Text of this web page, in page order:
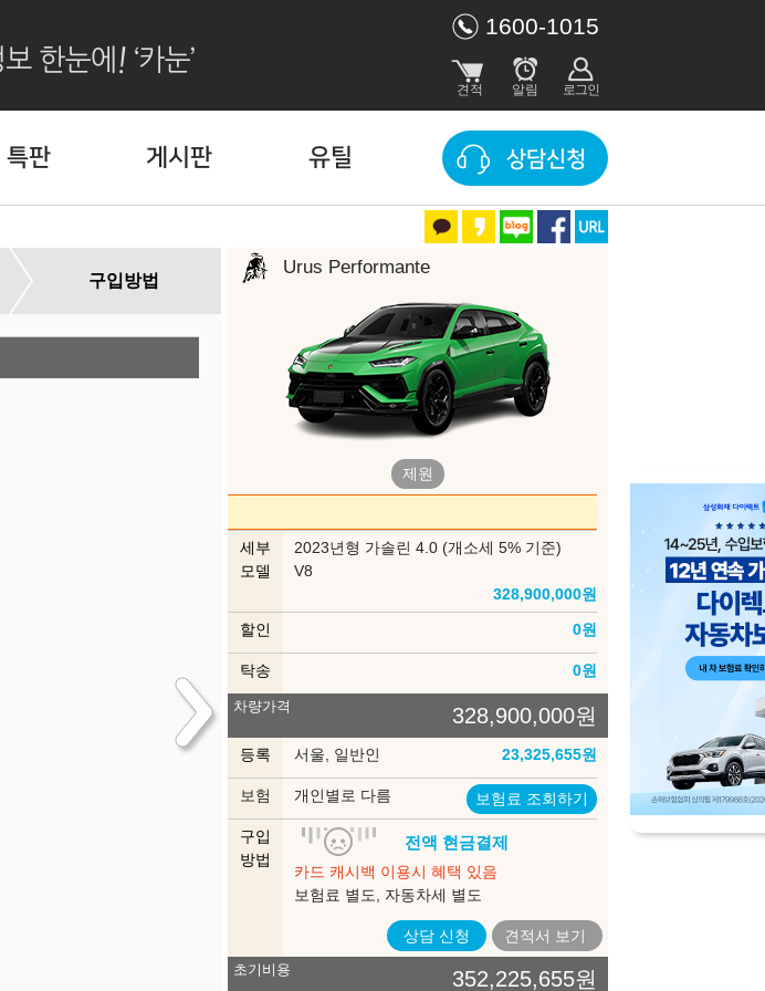
1600-1015
특판 게시판 유틸 상담신청
구입방법
할인 조건 (2026년 8월)
수입차 할인조건은 딜러사에 따라, 재고 상태에 따라 다를 수 있습니다. 견적
견적을 보내드립니다.
Urus Performante
제원
세부
모델
2023년형 가솔린 4.0 (개소세 5% 기준)
V8
328,900,000원
할인
0원
탁송 0원
차량가격 328,900,000원
등록 서울, 일반인 23,325,655원
보험 개인별로 다름 보험료 조회하기
구입
방법
전액 현금결제
카드 캐시백 이용시 혜택 있음
보험료 별도, 자동차세 별도
초기비용 352,225,655원
상담 신청 견적서 보기